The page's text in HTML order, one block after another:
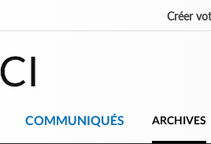
Créer
COMMUNIQUÉS ARCHIVES